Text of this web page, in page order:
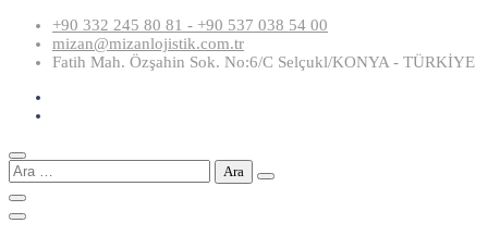
Skip
content
+90 332 245 80 81 - +90 537 038 54 00
mizan@mizanlojistik.com.tr
Fatih Mah. Özşahin Sok. No:6/C Selçukl/KONYA - TÜRKİYE
Arama: